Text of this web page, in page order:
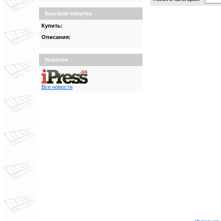
Быстрая покупка
Купить:
Описания:
Новости
Все новости